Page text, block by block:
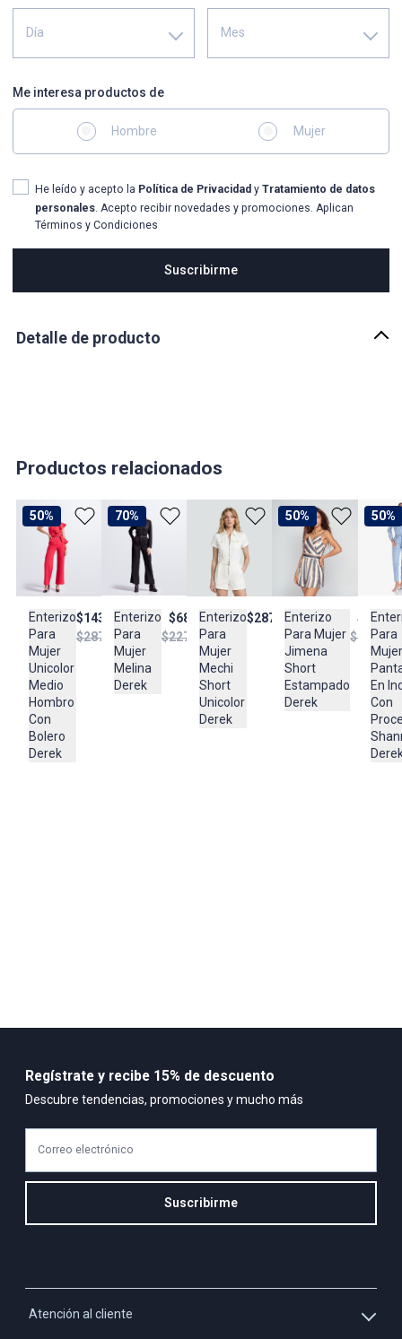
Día Mes
Me interesa productos de
Hombre Mujer
He leído y acepto la Política de Privacidad y Tratamiento de datos
personales. Acepto recibir novedades y promociones. Aplican
Términos y Condiciones
Suscribirme
Detalle de producto
Derek
COLOMBIA
Importador:
BAGUER
Cuidado y Lavado
Lavar en maquina, no usar blanqueadores,lavar y secar con
colores similares y planchar a temperatura tibia
Composición:
98% RAYON VISCOSA
2% SPANDEX
Productos relacionados
50%
Enterizo
Para
Mujer
Unicolor
Medio
Hombro
Con
Bolero
Derek
$143.950
$287.950
70%
Enterizo
Para
Mujer
Melina
Derek
$68.950
$227.950
Enterizo
Para
Mujer
Mechi
Short
Unicolor
Derek
$287.900
50%
Enterizo
Para Mujer
Jimena
Short
Estampado
Derek
50%
Para
Mujer
En
Con
Atención al cliente
Regístrate y recibe 15% de descuento
Descubre tendencias, promociones y mucho más
Correo electrónico
Suscribirme